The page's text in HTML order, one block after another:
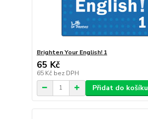
Brighten Your English! 1
65 Kč
65 Kč bez DPH
Přidat do košíku